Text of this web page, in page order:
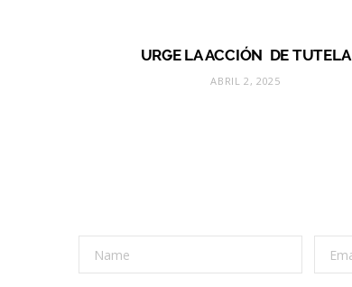
URGE LA ACCIÓN DE TUTELA
ABRIL 2, 2025